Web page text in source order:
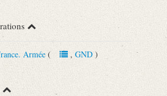
Armée (, GND)